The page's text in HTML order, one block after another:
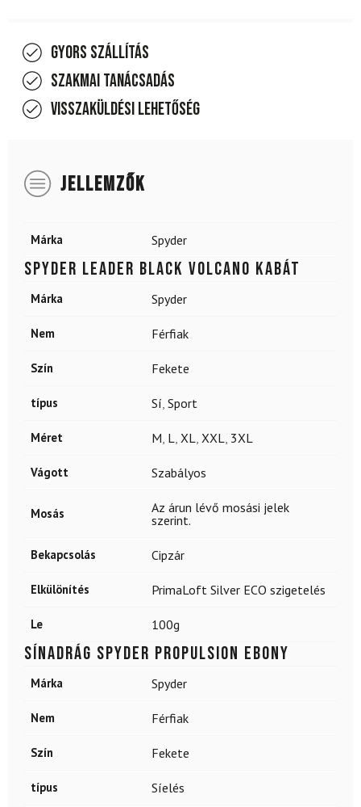
Gyors szállítás
Szakmai tanácsadás
Visszaküldési lehetőség
JELLEMZŐK
Márka Spyder
SPYDER Leader Black Volcano kabát
Márka Spyder
Nem Férfiak
Szín Fekete
típus Sí Sport
Méret M L XL XXL 3XL
Vágott Szabályos
Mosás
Az árun lévő mosási jelek
szerint.
Bekapcsolás Cipzár
Elkülönítés PrimaLoft Silver ECO szigetelés
Le 100g
Sínadrág SPYDER Propulsion Ebony
Márka Spyder
Nem Férfiak
Szín Fekete
típus Síelés